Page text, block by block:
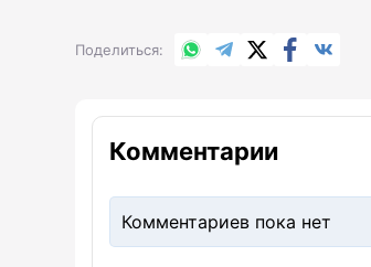
Поделиться WhatsApp
TelegramX.comFacebook
Комментарии
Комментариев пока нет